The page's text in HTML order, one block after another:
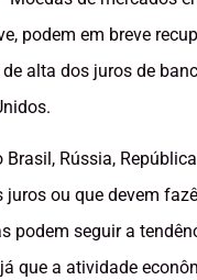
podem em breve
alta dos juros de
Brasil, Rússia,
juros ou que devem
podem seguir a
que a atividade